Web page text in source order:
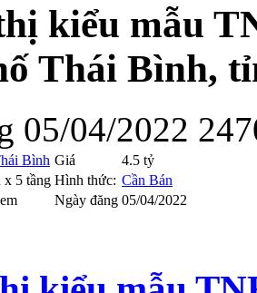
kiểu mẫu
Thái Bình,
05/04/2022
Bình Giá
4.5 tỷ
x 5 tầng Hình thức: Cần Bán
Ngày đăng 05/04/2022